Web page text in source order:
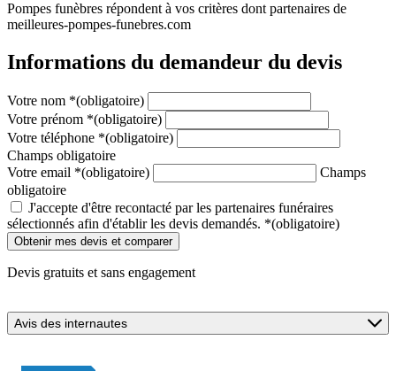
Pompes funèbres répondent à vos critères dont partenaires de
meilleures-pompes-funebres.com
Informations du demandeur du devis
Votre nom *(obligatoire)
Votre prénom *(obligatoire)
Votre téléphone *(obligatoire)
Champs obligatoire
Votre email *(obligatoire)
Champs
obligatoire
J'accepte d'être recontacté par les partenaires funéraires
sélectionnés afin d'établir les devis demandés. *(obligatoire)
Devis gratuits et sans engagement
Avis des internautes